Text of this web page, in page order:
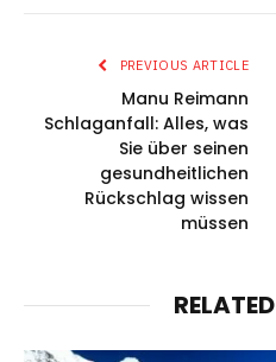
PREVIOUS ARTICLE
Manu Reimann
Schlaganfall: Alles, was
Sie über seinen
gesundheitlichen
Rückschlag wissen
müssen
RELATED